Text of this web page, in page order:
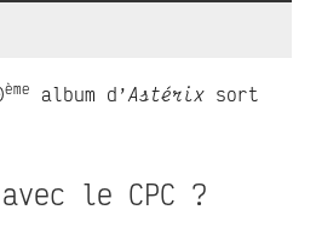
ème album d’Astérix sort
le CPC ?